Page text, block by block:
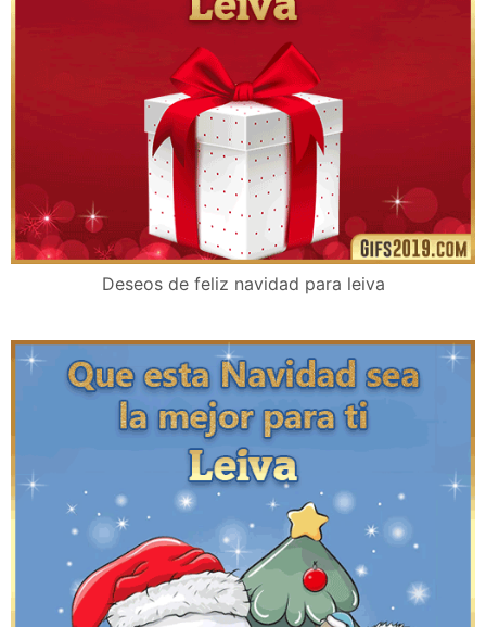
Deseos de feliz navidad para leiva